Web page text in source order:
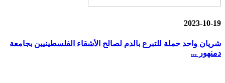
2023-10-19
شريان واحد حملة للتبرع بالدم لصالح الأشقاء الفلسطينيين بجامعة
دمنهور ...